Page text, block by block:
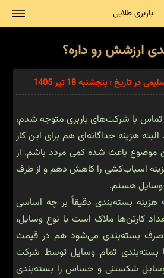
باربری طلایی
ارزشش رو داره؟
تاریخ : پنجشنبه 18 تیر 1405
تماس با شرکت‌های باربری متوجه شدم،
هزینه جداگانه‌ای هم برای این کار
موضوع باعث شده کمی مردد باشم. از
اسباب‌کشی را کاهش دهم و از طرف
وسایل هستم.
بسته‌بندی دقیقاً بر چه اساسی
کارتن‌ها ملاک است یا نوع وسایل،
صرف بسته‌بندی می‌شود هم در قیمت
بسته‌بندی تمام وسایل توسط شرکت
شکستنی و حساس را بسته‌بندی